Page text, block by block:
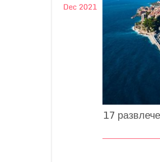
Dec 2021
17